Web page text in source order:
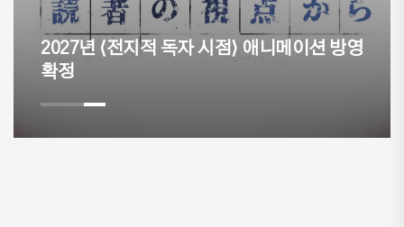
메이션 방영
네이버웹툰, 원작자가 승인한 캐